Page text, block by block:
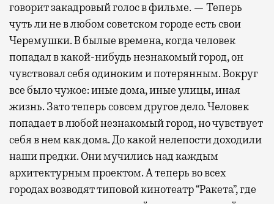
говорит закадровый голос в фильме. — Теперь
чуть ли не в любом советском городе есть свои
Черемушки. В былые времена, когда человек
попадал в какой-нибудь незнакомый город, он
чувствовал себя одиноким и потерянным. Вокруг
все было чужое: иные дома, иные улицы, иная
жизнь. Зато теперь совсем другое дело. Человек
попадает в любой незнакомый город, но чувствует
себя в нем как дома. До какой нелепости доходили
наши предки. Они мучились над каждым
архитектурным проектом. А теперь во всех
городах возводят типовой кинотеатр “Ракета”, где